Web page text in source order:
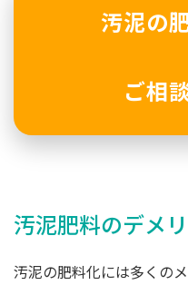
汚泥の
ご相
汚泥肥料のデメ
汚泥の肥料化には多くの